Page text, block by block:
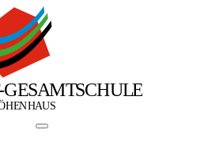
GESAMTSCHULE
HENHAUS